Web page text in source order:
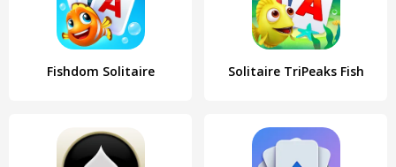
Fishdom Solitaire Solitaire TriPeaks Fish